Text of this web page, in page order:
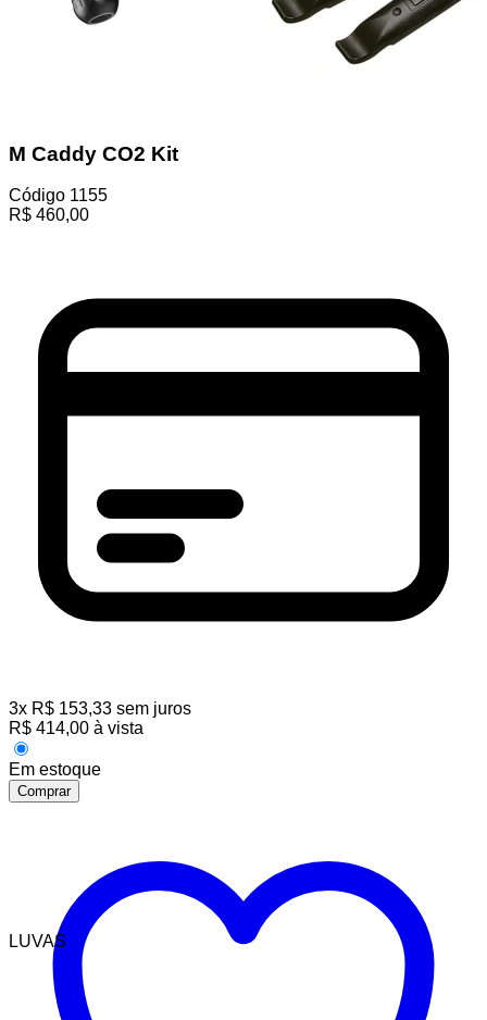
LUVAS
M Caddy CO2 Kit
Código 1155
R$ 460,00
3x R$ 153,33 sem juros
R$ 414,00 à vista
Em estoque
Comprar